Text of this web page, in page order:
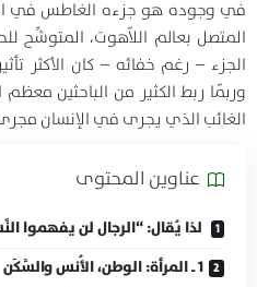
في وجوده هو جزءه الغاطس في
المتصل بعالم اللاّهوت، المتوشِّح
الجزء – رغم خفائه – كان الأكثر
وربّما ربط الكثير من الباحثين
الغائب الذي يجرى في الإنسان
عناوين المحتوی
لذا يُقال: “الرجال لن يفهموا
1 ـ المرأة: الوطن، الأُنس والسَّكَن